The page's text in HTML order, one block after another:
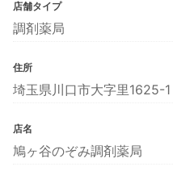
店舗タイプ
調剤薬局
住所
埼玉県川口市大字里
店名
鳩ヶ谷のぞみ調剤薬局